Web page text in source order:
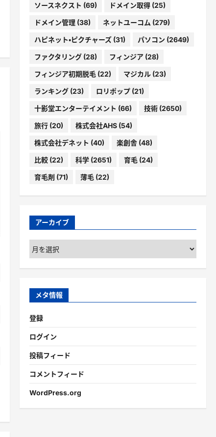
ソースネクスト (69) ドメイン取得(25)
ドメイン管理(38) ネットユーコム (279)
ハピネット・ピクチャーズ(31) パソコン (2649)
ファクタリング(28) フィンジア(28)
フィンジア初期脱毛(22) マジカル(23)
ランキング(23) ロリポップ(21)
十影堂エンターテイメント (66) 技術(2650)
旅行(20) 株式会社AHS(54)
株式会社デネット (40) 楽創舎(48)
比較(22) 科学(2651) 育毛(24)
育毛剤 (71) 薄毛(22)
アーカイブ
ア
ー
カ
ブ
メタ情報
登録
ログイン
投稿フィード
コメントフィード
WordPress.org